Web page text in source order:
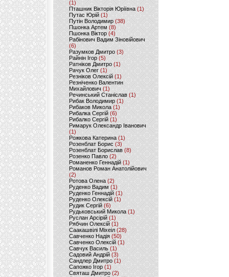
(1)
Пташник Вікторія Юріївна (1)
Путас Юрій (1)
Путін Володимир(38)
Пшонка Артем (8)
Пшонка Віктор(4)
Рабінович Вадим Зіновійович
(6)
Разумков Дмитро (3)
Райнін Ігор(5)
Ратніков Дмитро (1)
Рачук Олег (1)
Резніков Олексій(1)
Резніченко Валентин
Михайлович (1)
Речинський Станіслав (1)
Рибак Володимир(1)
Рибаков Микола(1)
Рибалка Сергій (6)
Рибалко Сергій (1)
Римарук Олександр Іванович
(1)
Рожкова Катерина(1)
Розенблат Борис (3)
Розенблат Борислав (8)
Розенко Павло (2)
Романенко Геннадій (1)
Романов Роман Анатолійович
(2)
Ротова Олена(2)
Руденко Вадим (1)
Руденко Геннадій (1)
Руденко Олексій(1)
Рудик Сергій(6)
Рудьковський Микола (1)
Руслан Арсірій(1)
Рябчин Олексій (1)
Саакашвілі Міхеіл(28)
Савченко Надія (50)
Савченко Олексій(1)
Савчук Василь (1)
Садовий Андрій (3)
Сандлер Дмитро(1)
Сапожко Ігор(1)
Святаш Дмитро (2)